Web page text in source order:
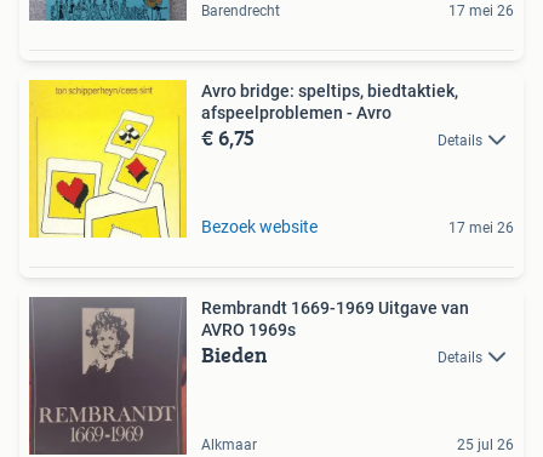
Barendrecht 17 mei 26
Avro bridge: speltips, biedtaktiek,
afspeelproblemen - Avro
€ 6,75 Details
Bezoek website 17 mei 26
Rembrandt 1669-1969 Uitgave van
AVRO 1969s
Bieden Details
Alkmaar 25 jul 26